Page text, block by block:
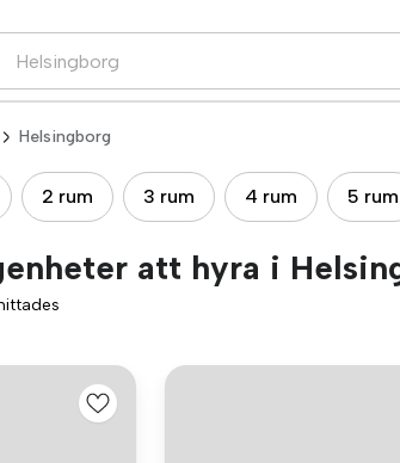
Helsingborg
2 rum 3 rum 4 rum 5 rum
att hyra i